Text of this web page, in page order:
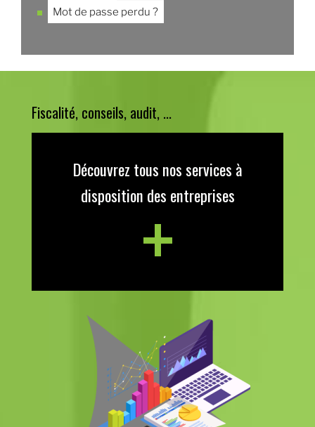
Mot de passe perdu ?
Fiscalité, conseils, audit, ...
Découvrez tous nos services à
disposition des entreprises
+